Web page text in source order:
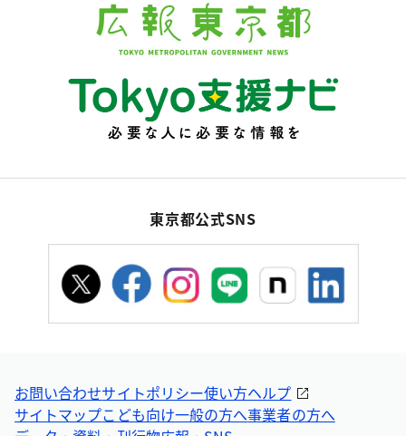
東京都公式SNS
お問い合わせサイトポリシー使い方ヘルプ
サイトマップこども向け一般の方へ事業者の方へ